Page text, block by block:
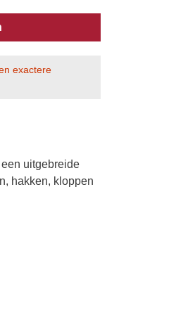
exactere
uitgebreide
hakken, kloppen